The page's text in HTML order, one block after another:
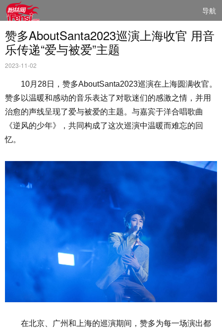
导航
赞多AboutSanta2023巡演上海收官 用音
乐传递“爱与被爱”主题
2023-11-02
10月28日，赞多AboutSanta2023巡演在上海圆满收官。
赞多以温暖和感动的音乐表达了对歌迷们的感激之情，并用
治愈的声线呈现了爱与被爱的主题。与嘉宾于洋合唱歌曲
《逆风的少年》，共同构成了这次巡演中温暖而难忘的回
忆。
在北京、广州和上海的巡演期间，赞多为每一场演出都